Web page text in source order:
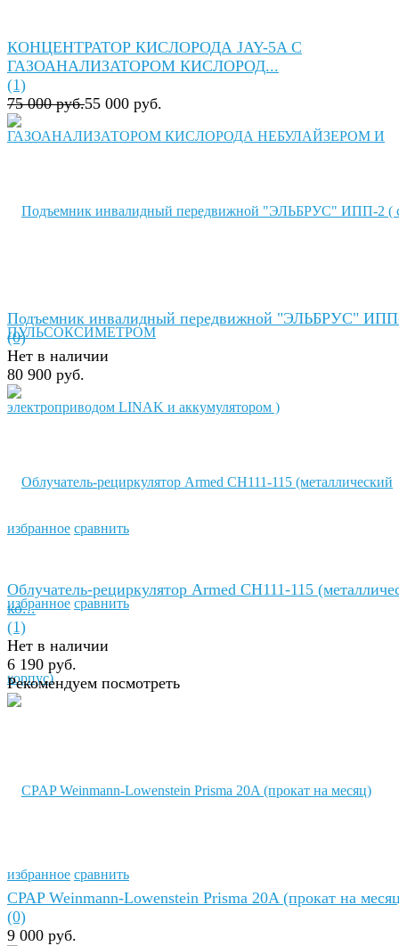
избранное сравнить
КОНЦЕНТРАТОР КИСЛОРОДА JAY-5A C
ГАЗОАНАЛИЗАТОРОМ КИСЛОРОД...
(1)
75 000 руб.55 000 руб.
избранное сравнить
Подъемник инвалидный передвижной "ЭЛЬБРУС"
(0)
Нет в наличии
80 900 руб.
избранное сравнить
Облучатель-рециркулятор Armed СH111-115
ко...
(1)
Нет в наличии
6 190 руб.
Рекомендуем посмотреть
CPAP Weinmann-Lowenstein Prisma 20A (прокат на
(0)
9 000 руб.